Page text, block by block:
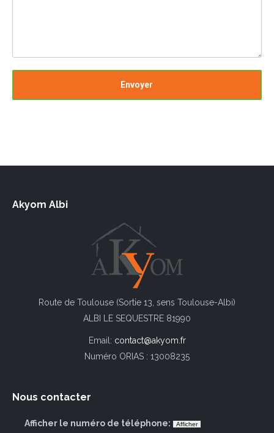
Akyom Albi
Route de Toulouse (Sortie 13, sens Toulouse-Albi)
ALBI LE SEQUESTRE 81990
Email: contact@akyom.fr
Numéro ORIAS : 13008235
Nous contacter
Afficher le numéro de téléphone: